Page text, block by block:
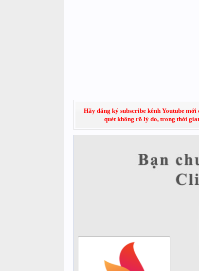
Hãy đăng ký subscribe kênh Youtube
quét không rõ lý do, trong thời